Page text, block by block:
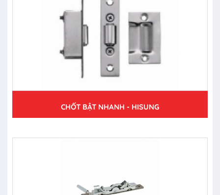
CHỐT BẬT NHANH - HISUNG